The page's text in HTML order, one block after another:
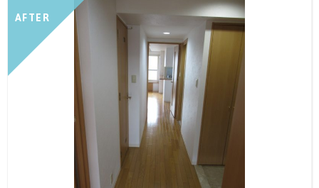
AFTER